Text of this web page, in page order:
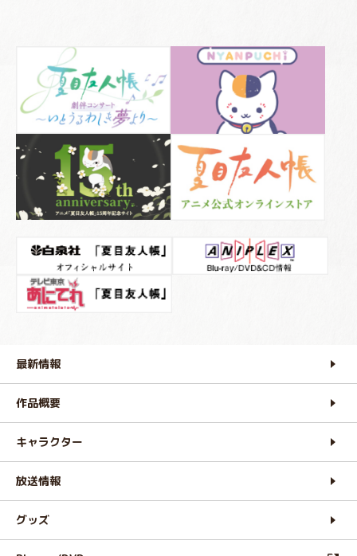
最新情報
作品概要
キャラクター
放送情報
グッズ